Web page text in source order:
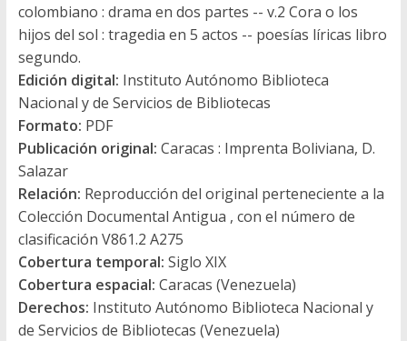
colombiano : drama en dos partes -- v.2 Cora o los
hijos del sol : tragedia en 5 actos -- poesías líricas libro
segundo.
Edición digital: Instituto Autónomo Biblioteca
Nacional y de Servicios de Bibliotecas
Formato: PDF
Publicación original: Caracas : Imprenta Boliviana, D.
Salazar
Relación: Reproducción del original perteneciente a la
Colección Documental Antigua , con el número de
clasificación V861.2 A275
Cobertura temporal: Siglo XIX
Cobertura espacial: Caracas (Venezuela)
Derechos: Instituto Autónomo Biblioteca Nacional y
de Servicios de Bibliotecas (Venezuela)